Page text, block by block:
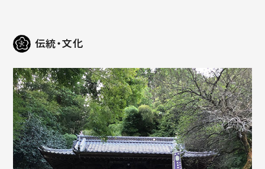
伝統・文化